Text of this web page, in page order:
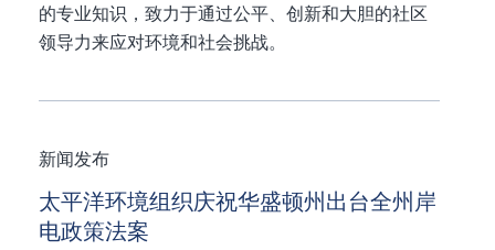
的专业知识，致力于通过公平、创新和大胆的社区
领导力来应对环境和社会挑战。
新闻发布
太平洋环境组织庆祝华盛顿州出台全州岸
电政策法案